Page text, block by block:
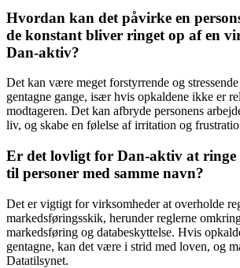
Hvordan kan det påvirke en
de konstant bliver ringet op af en
Dan-aktiv?
Det kan være meget forstyrrende og
gentagne gange, især hvis opkaldene ikke er
modtageren. Det kan afbryde personens
liv, og skabe en følelse af irritation og
Er det lovligt for Dan-aktiv at ringe
til personer med samme navn?
Det er vigtigt for virksomheder at overholde
markedsføringsskik, herunder reglerne
markedsføring og databeskyttelse. Hvis
gentagne, kan det være i strid med loven, og
Datatilsynet.